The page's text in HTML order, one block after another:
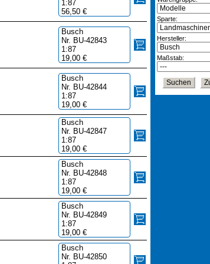
Sparte:
Hersteller:
Maßstab:
1:87
56,50 €
Busch
Nr. BU-42843
1:87
19,00 €
Busch
Nr. BU-42844
1:87
19,00 €
Busch
Nr. BU-42847
1:87
19,00 €
Busch
Nr. BU-42848
1:87
19,00 €
Busch
Nr. BU-42849
1:87
19,00 €
Busch
Nr. BU-42850